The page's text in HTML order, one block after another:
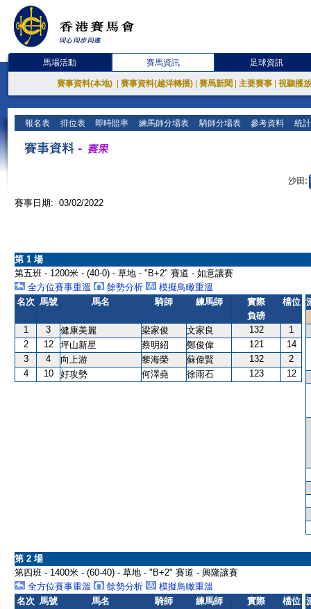
馬場活動 賽馬資訊 足球資訊
賽事資料(本地) 賽事資料(越洋轉播) 賽馬新聞 主要賽事 視聽播
報名表 排位表 即時賠率 練馬師分場表 騎師分場表 參考資料 統
沙田:
賽事日期: 03/02/2022
第 1 場
第五班 - 1200米 - (40-0) - 草地 - "B+2" 賽道 - 如意讓賽
全方位賽事重溫
餘勢分析
模擬鳥瞰重溫
名次 馬號 馬名 騎師 練馬師
實際
負磅
檔位
1 3 健康美麗 梁家俊 文家良 132
1
2
12 坪山新星 蔡明紹 鄭俊偉 121
14
3
4 向上游 黎海榮 蘇偉賢 132
2
4
10 好攻勢 何澤堯 徐雨石 123 12
第 2 場
第四班 - 1400米 - (60-40) - 草地 - "B+2" 賽道 - 興隆讓賽
全方位賽事重溫
餘勢分析
模擬鳥瞰重溫
名次 馬號 馬名 騎師 練馬師
實際
檔位